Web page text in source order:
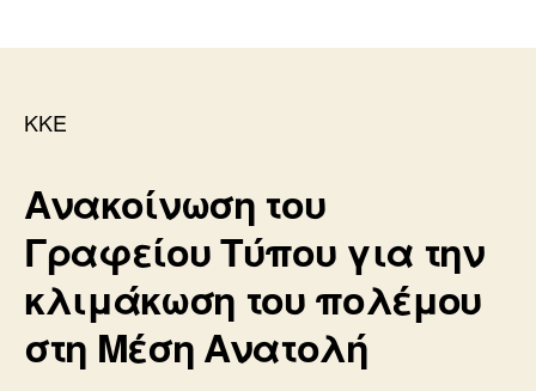
ΚΚΕ
Ανακοίνωση του
Γραφείου Τύπου για την
κλιμάκωση του πολέμου
στη Μέση Ανατολή